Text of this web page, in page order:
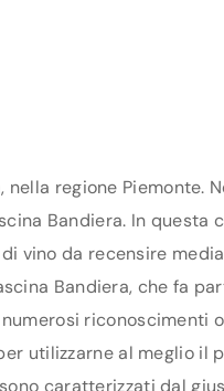
regione Piemonte.
Bandiera. In questa
vino da recensire
Bandiera, che fa
riconoscimenti
utilizzarne al meglio il
caratterizzati dal